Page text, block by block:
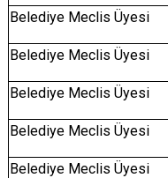
Belediye Meclis Üyesi
Belediye Meclis Üyesi
Belediye Meclis Üyesi
Belediye Meclis Üyesi
Belediye Meclis Üyesi